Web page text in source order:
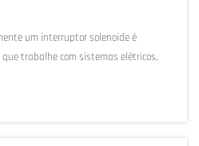
um interruptor solenoide é
trabalhe com sistemas elétricos,
industriais. Um interruptor
eletromagnético crucial que